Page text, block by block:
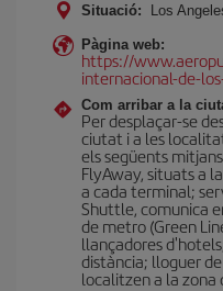
Situació: Los
Pàgina web:
https://
internacional-de-
Com arribar a la
Per desplaçar-se
ciutat i a les
els següents
FlyAway, situats a
a cada terminal;
Shuttle, comunica
de metro (Green
llançadores
distància; lloguer
localitzen a la zona